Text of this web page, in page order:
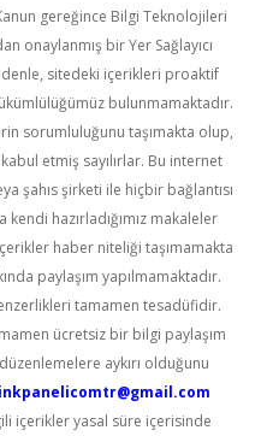
gereğince Bilgi Teknolojileri
onaylanmış bir Yer Sağlayıcı
sitedeki içerikleri proaktif
bulunmamaktadır.
sorumluluğunu taşımakta olup,
etmiş sayılırlar. Bu internet
şahıs şirketi ile hiçbir bağlantısı
hazırladığımız makaleler
haber niteliği taşımamakta
paylaşım yapılmamaktadır.
tamamen tesadüfidir.
ücretsiz bir bilgi paylaşım
aykırı olduğunu
içerikler yasal süre içerisinde